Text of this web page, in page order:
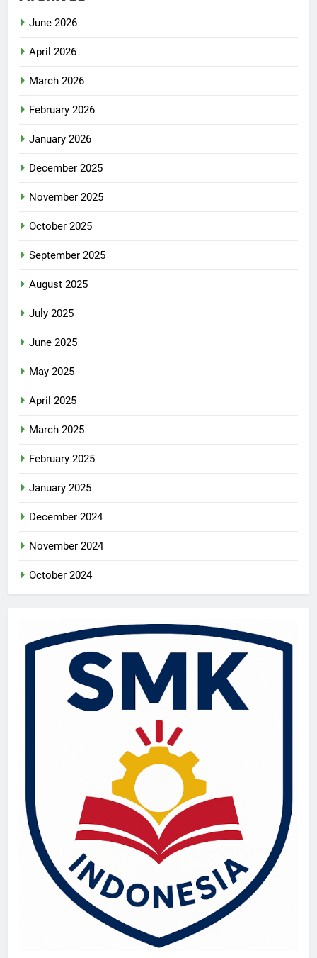
June 2026
April 2026
March 2026
February 2026
January 2026
December 2025
November 2025
October 2025
September 2025
August 2025
July 2025
June 2025
May 2025
April 2025
March 2025
February 2025
January 2025
December 2024
November 2024
October 2024